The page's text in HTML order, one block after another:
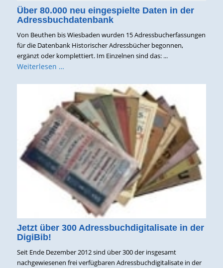
Über 80.000 neu eingespielte Daten in der
Adressbuchdatenbank
Von Beuthen bis Wiesbaden wurden 15 Adressbucherfassungen
für die Datenbank Historischer Adressbücher begonnen,
ergänzt oder komplettiert. Im Einzelnen sind das: ...
Weiterlesen …
Jetzt über 300 Adressbuchdigitalisate in der
DigiBib!
Seit Ende Dezember 2012 sind über 300 der insgesamt
nachgewiesenen frei verfügbaren Adressbuchdigitalisate in der